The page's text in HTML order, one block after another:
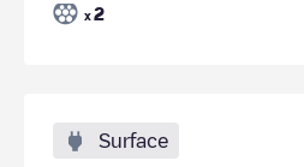
x 2
Surface